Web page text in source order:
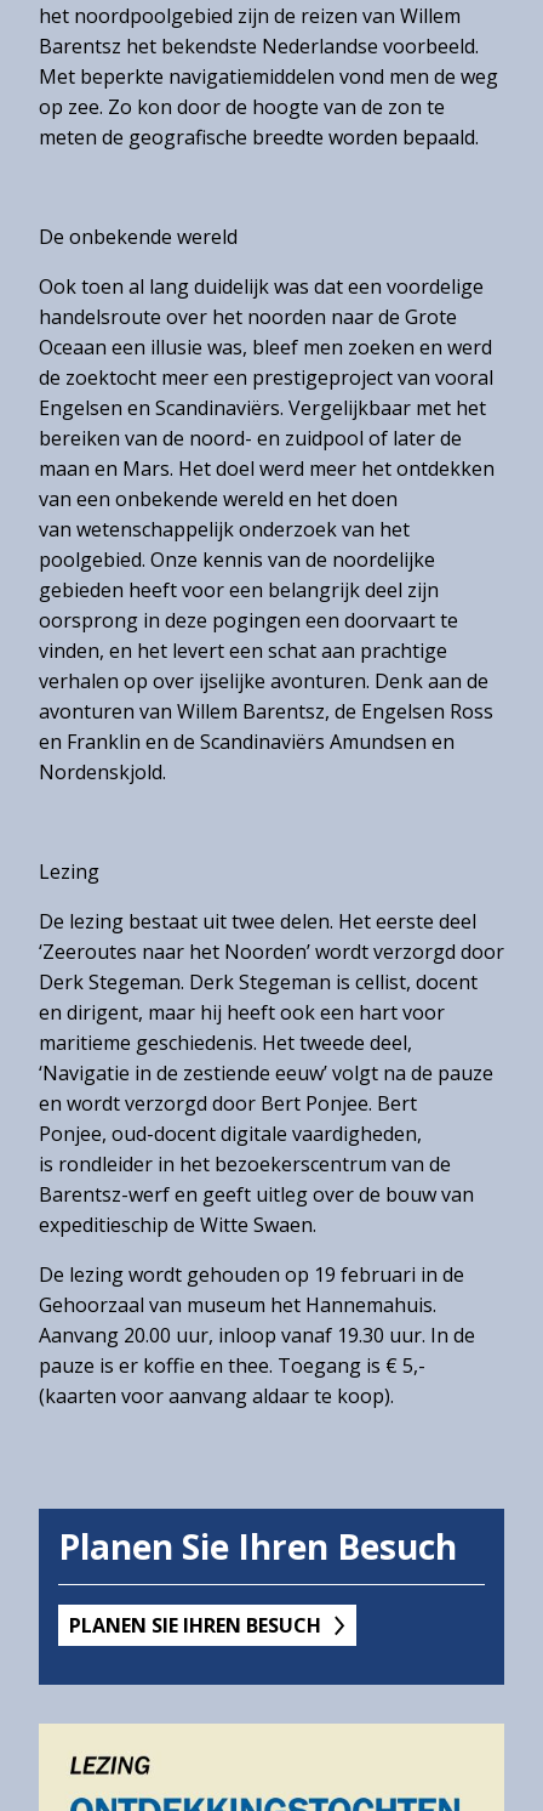
het noordpoolgebied zijn de reizen van Willem
Barentsz het bekendste Nederlandse voorbeeld.
Met beperkte navigatiemiddelen vond men de weg
op zee. Zo kon door de hoogte van de zon te
meten de geografische breedte worden bepaald.
De onbekende wereld
Ook toen al lang duidelijk was dat een voordelige
handelsroute over het noorden naar de Grote
Oceaan een illusie was, bleef men zoeken en werd
de zoektocht meer een prestigeproject van vooral
Engelsen en Scandinaviërs. Vergelijkbaar met het
bereiken van de noord- en zuidpool of later de
maan en Mars. Het doel werd meer het ontdekken
van een onbekende wereld en het doen
van wetenschappelijk onderzoek van het
poolgebied. Onze kennis van de noordelijke
gebieden heeft voor een belangrijk deel zijn
oorsprong in deze pogingen een doorvaart te
vinden, en het levert een schat aan prachtige
verhalen op over ijselijke avonturen. Denk aan de
avonturen van Willem Barentsz, de Engelsen Ross
en Franklin en de Scandinaviërs Amundsen en
Nordenskjold.
Lezing
De lezing bestaat uit twee delen. Het eerste deel
‘Zeeroutes naar het Noorden’ wordt verzorgd door
Derk Stegeman. Derk Stegeman is cellist, docent
en dirigent, maar hij heeft ook een hart voor
maritieme geschiedenis. Het tweede deel,
‘Navigatie in de zestiende eeuw’ volgt na de pauze
en wordt verzorgd door Bert Ponjee. Bert
Ponjee, oud-docent digitale vaardigheden,
is rondleider in het bezoekerscentrum van de
Barentsz-werf en geeft uitleg over de bouw van
expeditieschip de Witte Swaen.
De lezing wordt gehouden op 19 februari in de
Gehoorzaal van museum het Hannemahuis.
Aanvang 20.00 uur, inloop vanaf 19.30 uur. In de
pauze is er koffie en thee. Toegang is € 5,-
(kaarten voor aanvang aldaar te koop).
Planen Sie Ihren Besuch
PLANEN SIE IHREN BESUCH